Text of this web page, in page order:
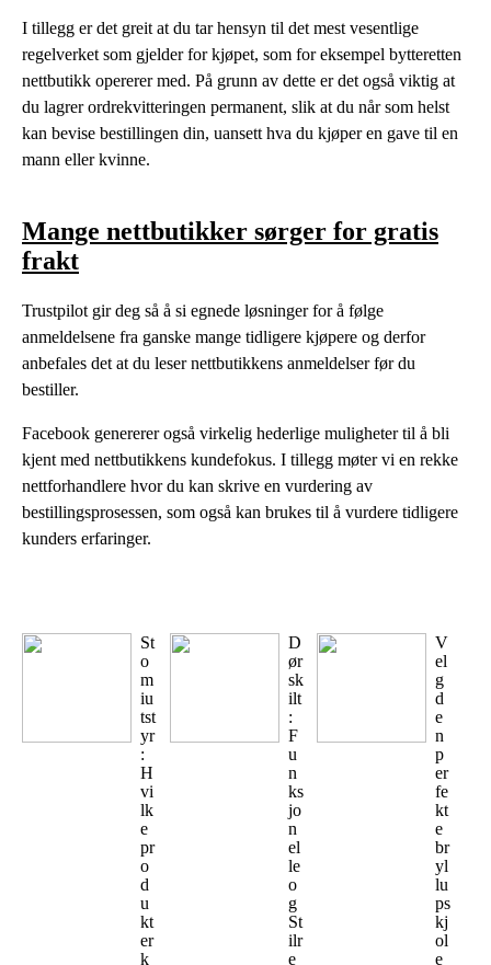
I tillegg er det greit at du tar hensyn til det mest vesentlige
regelverket som gjelder for kjøpet, som for eksempel bytteretten
nettbutikk opererer med. På grunn av dette er det også viktig at
du lagrer ordrekvitteringen permanent, slik at du når som helst
kan bevise bestillingen din, uansett hva du kjøper en gave til en
mann eller kvinne.
Mange nettbutikker sørger for gratis
frakt
Trustpilot gir deg så å si egnede løsninger for å følge
anmeldelsene fra ganske mange tidligere kjøpere og derfor
anbefales det at du leser nettbutikkens anmeldelser før du
bestiller.
Facebook genererer også virkelig hederlige muligheter til å bli
kjent med nettbutikkens kundefokus. I tillegg møter vi en rekke
nettforhandlere hvor du kan skrive en vurdering av
bestillingsprosessen, som også kan brukes til å vurdere tidligere
kunders erfaringer.
St
o
m
iu
tst
yr
:
H
vi
lk
e
pr
o
d
u
kt
er
k
D
ør
sk
ilt
:
F
u
n
ks
jo
n
el
le
o
g
St
ilr
e
V
el
g
d
e
n
p
er
fe
kt
e
br
yl
lu
ps
kj
ol
e